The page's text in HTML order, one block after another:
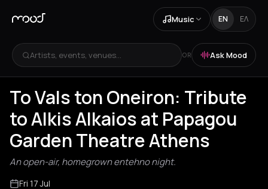
Music EN ΕΛ
Artists, events, venues... OR Ask Mood
To Vals ton Oneiron: Tribute
to Alkis Alkaios at Papagou
Garden Theatre Athens
An open-air, homegrown entehno night.
Fri 17 Jul